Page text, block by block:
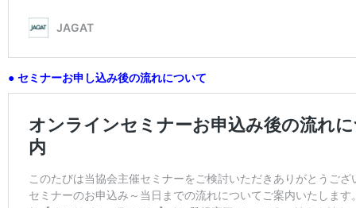
● セミナーお申し込み後の流れについて